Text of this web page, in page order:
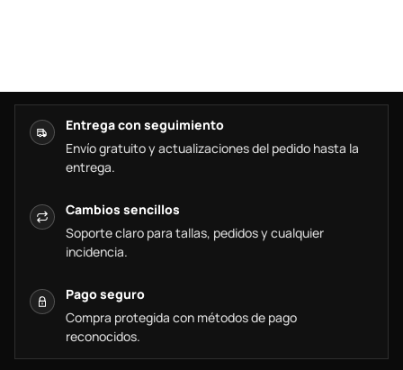
Entrega con seguimiento
Envío gratuito y actualizaciones del pedido hasta la
entrega.
Cambios sencillos
Soporte claro para tallas, pedidos y cualquier
incidencia.
Pago seguro
Compra protegida con métodos de pago
reconocidos.